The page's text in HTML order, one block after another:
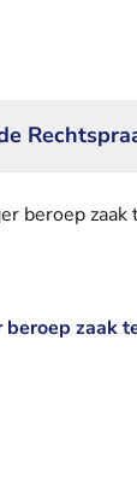
beroep zaak
zaak